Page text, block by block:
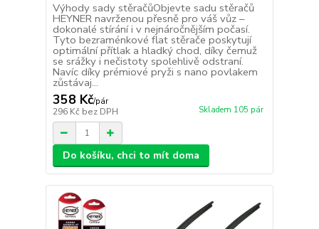
Výhody sady stěračůObjevte sadu stěračů
HEYNER navrženou přesně pro váš vůz –
dokonalé stírání i v nejnáročnějším počasí.
Tyto bezraménkové flat stěrače poskytují
optimální přítlak a hladký chod, díky čemuž
se srážky i nečistoty spolehlivě odstraní.
Navíc díky prémiové pryži s nano povlakem
zůstávaj...
358 Kč/pár
296 Kč bez DPH Skladem 105 pár
Do košíku, chci to mít doma